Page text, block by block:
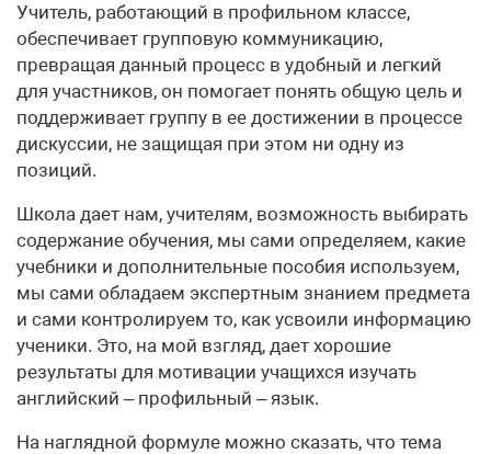
Учитель, работающий в профильном классе,
обеспечивает групповую коммуникацию,
превращая данный процесс в удобный и легкий
для участников, он помогает понять общую цель и
поддерживает группу в ее достижении в процессе
дискуссии, не защищая при этом ни одну из
позиций.
Школа дает нам, учителям, возможность выбирать
содержание обучения, мы сами определяем, какие
учебники и дополнительные пособия используем,
мы сами обладаем экспертным знанием предмета
и сами контролируем то, как усвоили информацию
ученики. Это, на мой взгляд, дает хорошие
результаты для мотивации учащихся изучать
английский – профильный – язык.
На наглядной формуле можно сказать, что тема